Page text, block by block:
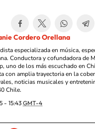
Cordero Orellana
especializada en música,
Conductora y cofundadora de
uno de los más escuchado en
con amplia trayectoria en la
noticias musicales y
Chile.
- 15:43 GMT-4